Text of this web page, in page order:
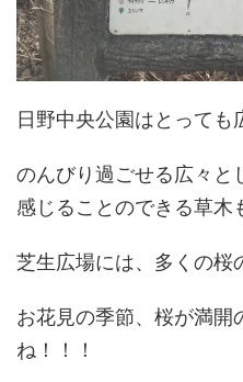
日野中央公園はとっても
のんびり過ごせる広々と
感じることのできる草木
芝生広場には、多くの桜
お花見の季節、桜が満開
ね！！！